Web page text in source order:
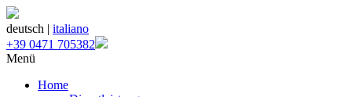
deutsch | italiano
+39 0471 705382
Menü
Home